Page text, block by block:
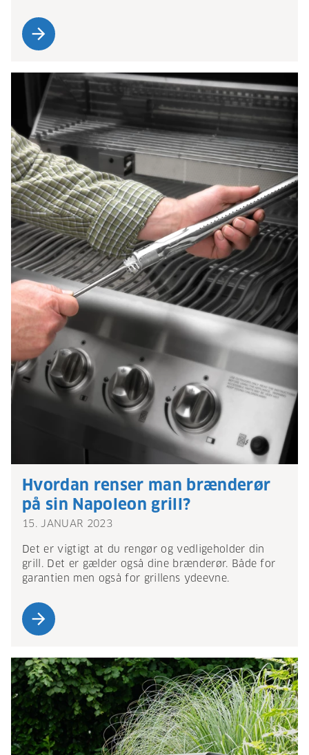
arrow_forward
Hvordan renser man brænderør
på sin Napoleon grill?
15. JANUAR 2023
Det er vigtigt at du rengør og vedligeholder din
grill. Det er gælder også dine brænderør. Både for
garantien men også for grillens ydeevne.
arrow_forward